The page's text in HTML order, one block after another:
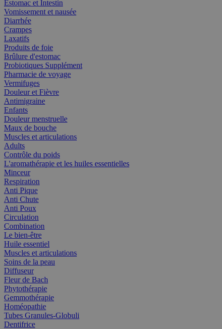
Estomac et Intestin
Vomissement et nausée
Diarrhée
Crampes
Laxatifs
Produits de foie
Brûlure d'estomac
Probiotiques Supplément
Pharmacie de voyage
Vermifuges
Douleur et Fièvre
Antimigraine
Enfants
Douleur menstruelle
Maux de bouche
Muscles et articulations
Adults
Contrôle du poids
L'aromathérapie et les huiles essentielles
Minceur
Respiration
Anti Pique
Anti Chute
Anti Poux
Circulation
Combination
Le bien-être
Huile essentiel
Muscles et articulations
Soins de la peau
Diffuseur
Fleur de Bach
Phytothérapie
Gemmothérapie
Homéopathie
Tubes Granules-Globuli
Dentifrice